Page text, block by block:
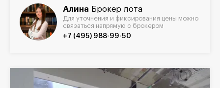
Алина Брокер лота
Для уточнения и фиксирования цены можно
связаться напрямую с брокером
+7 (495) 988-99-50